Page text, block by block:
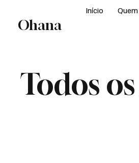
Ohana
Início
Todos